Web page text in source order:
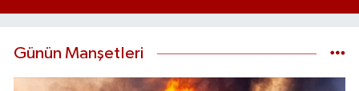
Günün Manşetleri